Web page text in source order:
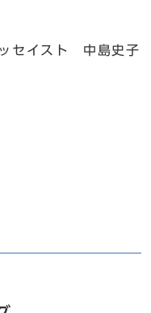
セイスト 中島史子